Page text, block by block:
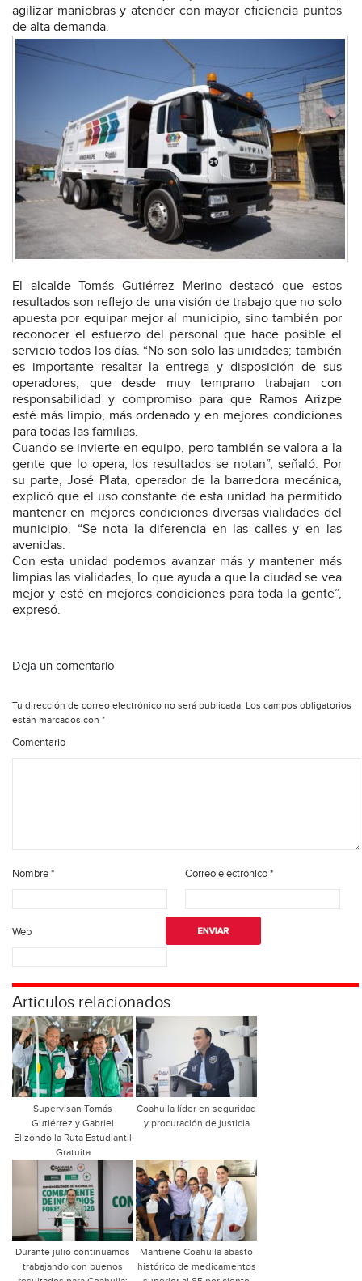
agilizar maniobras y atender con mayor eficiencia puntos
de alta demanda.
El alcalde Tomás Gutiérrez Merino destacó que estos
resultados son reflejo de una visión de trabajo que no solo
apuesta por equipar mejor al municipio, sino también por
reconocer el esfuerzo del personal que hace posible el
servicio todos los días. “No son solo las unidades; también
es importante resaltar la entrega y disposición de sus
operadores, que desde muy temprano trabajan con
responsabilidad y compromiso para que Ramos Arizpe
esté más limpio, más ordenado y en mejores condiciones
para todas las familias.
Cuando se invierte en equipo, pero también se valora a la
gente que lo opera, los resultados se notan”, señaló. Por
su parte, José Plata, operador de la barredora mecánica,
explicó que el uso constante de esta unidad ha permitido
mantener en mejores condiciones diversas vialidades del
municipio. “Se nota la diferencia en las calles y en las
avenidas.
Con esta unidad podemos avanzar más y mantener más
limpias las vialidades, lo que ayuda a que la ciudad se vea
mejor y esté en mejores condiciones para toda la gente”,
expresó.
Deja un comentario
Tu dirección de correo electrónico no será publicada. Los campos obligatorios
están marcados con *
Comentario
Nombre* Correo electrónico*
Web
Articulos relacionados
Supervisan Tomás
Gutiérrez y Gabriel
Elizondo la Ruta Estudiantil
Gratuita
Coahuila líder en seguridad
y procuración de justicia
Durante julio continuamos
trabajando con buenos
Mantiene Coahuila abasto
histórico de medicamentos